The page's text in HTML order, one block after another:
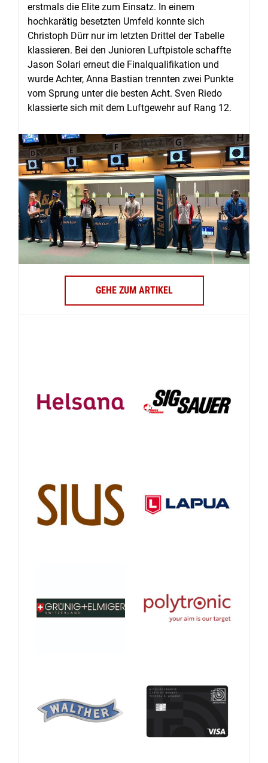
erstmals die Elite zum Einsatz. In einem
hochkarätig besetzten Umfeld konnte sich
Christoph Dürr nur im letzten Drittel der Tabelle
klassieren. Bei den Junioren Luftpistole schaffte
Jason Solari erneut die Finalqualifikation und
wurde Achter, Anna Bastian trennten zwei Punkte
vom Sprung unter die besten Acht. Sven Riedo
klassierte sich mit dem Luftgewehr auf Rang 12.
GEHE ZUM ARTIKEL